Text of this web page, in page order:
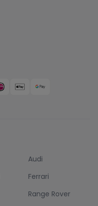
Audi
Ferrari
Range Rover